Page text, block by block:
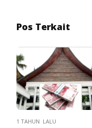
Pos Terkait
1 TAHUN LALU